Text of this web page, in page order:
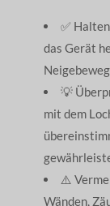
✅
das Gerät
💡
mit dem
⚠️
Wänden,